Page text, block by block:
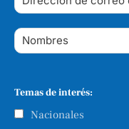
Temas de interés:
Nacionales